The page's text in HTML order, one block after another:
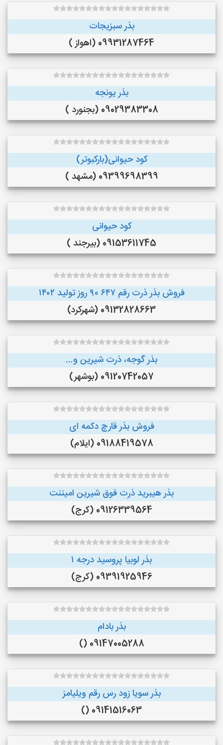
بذر سبزیجات
09931287464 (اهواز )
بذر یونجه
09029383308 (بجنورد )
کود حیوانی(بارکبوتر)
09399698399 (مشهد )
کود حیوانی
09153611745 (بیرجند )
فروش بذر ذرت رقم ۶۴۷ ۹۰ روز تولید ۱۴۰۲
09132828663 (شهرکرد)
بذر گوجه، ذرت شیرین و...
09120742057 (بوشهر)
فروش بذر قارچ دکمه ای
09188419578 (ایلام)
بذر هیبرید ذرت فوق شیرین امیننت
09126339564 (کرج)
بذر لوبیا پروسید درجه ۱
09391925946 (کرج)
بذر بادام
09147005288 ()
بذر سویا زود رس رقم ویلیامز
09141516063 ()